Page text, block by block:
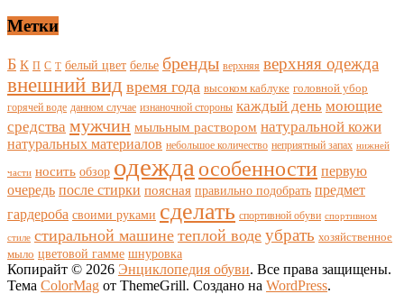
Метки
Б К П С Т белый цвет белье бренды верхняя верхняя одежда
внешний вид время года высоком каблуке головной убор
горячей воде данном случае изнаночной стороны каждый день моющие
средства мужчин мыльным раствором натуральной кожи
натуральных материалов небольшое количество неприятный запах нижней
части носить обзор одежда особенности первую
очередь после стирки поясная правильно подобрать предмет
гардероба своими руками сделать спортивной обуви спортивном
стиле стиральной машине теплой воде убрать хозяйственное
мыло цветовой гамме шнуровка
Копирайт © 2026 Энциклопедия обуви. Все права защищены.
Тема ColorMag от ThemeGrill. Создано на WordPress.